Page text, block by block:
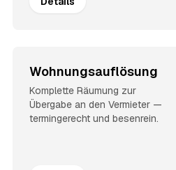
Wohnungsauflösung
Komplette Räumung zur
Übergabe an den Vermieter —
termingerecht und besenrein.